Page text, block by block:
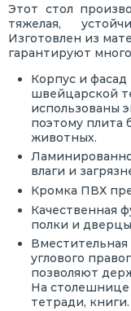
Этот стол
тяжелая,
Изготовлен из
гарантируют
Корпус и
швейцарской
использованы
поэтому плита
животных.
влаги и
Кромка ПВХ
Качественная
полки и
углового
позволяют
На
тетради, книги.